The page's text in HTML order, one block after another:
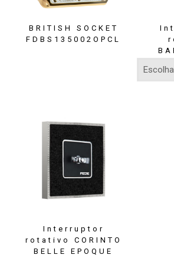
BRITISH SOCKET
FDBS135002OPCL
Interruptor
rotativo CORINTO
BELLE EPOQUE